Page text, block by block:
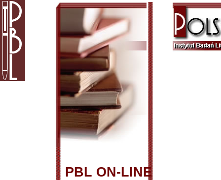
PBL ON-LINE